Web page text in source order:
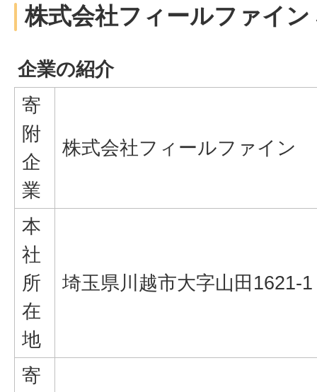
株式会社フィールファイン
企業の紹介
寄
附
企
業
株式会社フィールファイン
本
社
所
在
地
埼玉県川越市大字山田1621-1
寄